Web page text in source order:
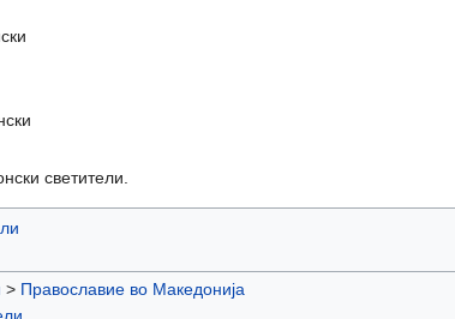
светители.
> Православие во Македонија